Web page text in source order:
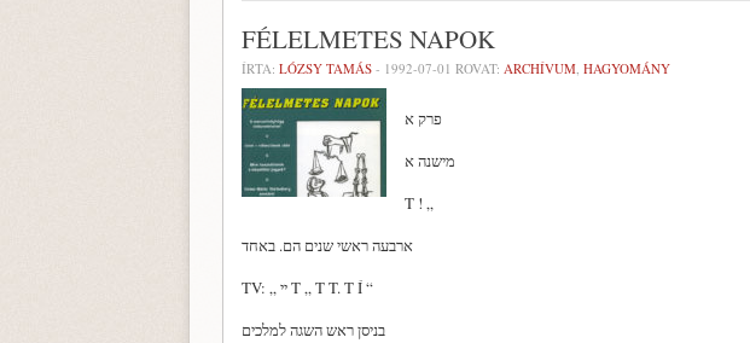
FÉLELMETES NAPOK
ÍRTA: LÓZSY TAMÁS - 1992-07-01 ROVAT: ARCHÍVUM, HAGYOMÁNY
פרק א
מישנה א
T ! „
ארבעה ראשי שנים הם. באחד
TV: „ יי T „ T T. T Í “
בניסן ראש השגה למלכים